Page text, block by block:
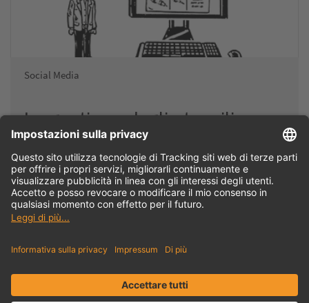
Social Media
La gestione degli utensili con
TDM spiegata in modo semplice
Gestione degli utensili TDM: Il video mostra come la gestione
degli utensili TDM supporta in modo intelligente ed efficiente
il ciclo degli utensili…